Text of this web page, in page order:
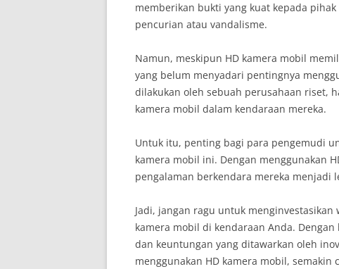
memberikan bukti yang kuat kepada
pencurian atau vandalisme.
Namun, meskipun HD kamera mobil
yang belum menyadari pentingnya
dilakukan oleh sebuah perusahaan riset,
kamera mobil dalam kendaraan mereka.
Untuk itu, penting bagi para pengemudi
kamera mobil ini. Dengan menggunakan
pengalaman berkendara mereka menjadi
Jadi, jangan ragu untuk
kamera mobil di kendaraan Anda.
dan keuntungan yang ditawarkan oleh
menggunakan HD kamera mobil,